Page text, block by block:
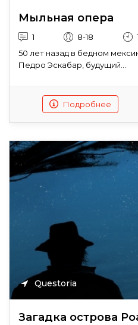
Мыльная опера
1 8-18
50 лет назад в бедном
Педро Эскабар, будущий...
Подробнее
Questoria
Загадка острова